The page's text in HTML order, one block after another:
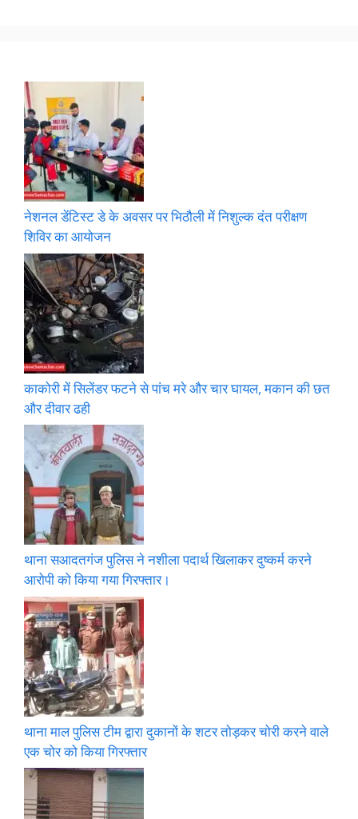
नेशनल डेंटिस्ट डे के अवसर पर भिठौली में निशुल्क दंत परीक्षण
शिविर का आयोजन
काकोरी में सिलेंडर फटने से पांच मरे और चार घायल, मकान की छत
और दीवार ढही
थाना सआदतगंज पुलिस ने नशीला पदार्थ खिलाकर दुष्कर्म करने
आरोपी को किया गया गिरफ्तार।
थाना माल पुलिस टीम द्वारा दुकानों के शटर तोड़कर चोरी करने वाले
एक चोर को किया गिरफ्तार